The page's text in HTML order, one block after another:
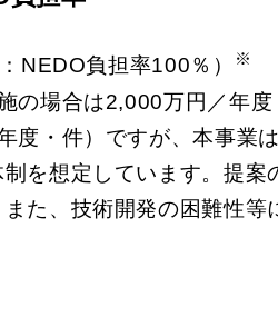
NEDO負担率100％） ※
の場合は2,000万円／年度
度・件）ですが、本事業
を想定しています。提
た、技術開発の困難性